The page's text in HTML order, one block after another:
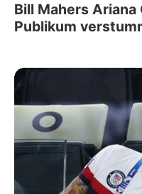
Bill Mahers
Publikum